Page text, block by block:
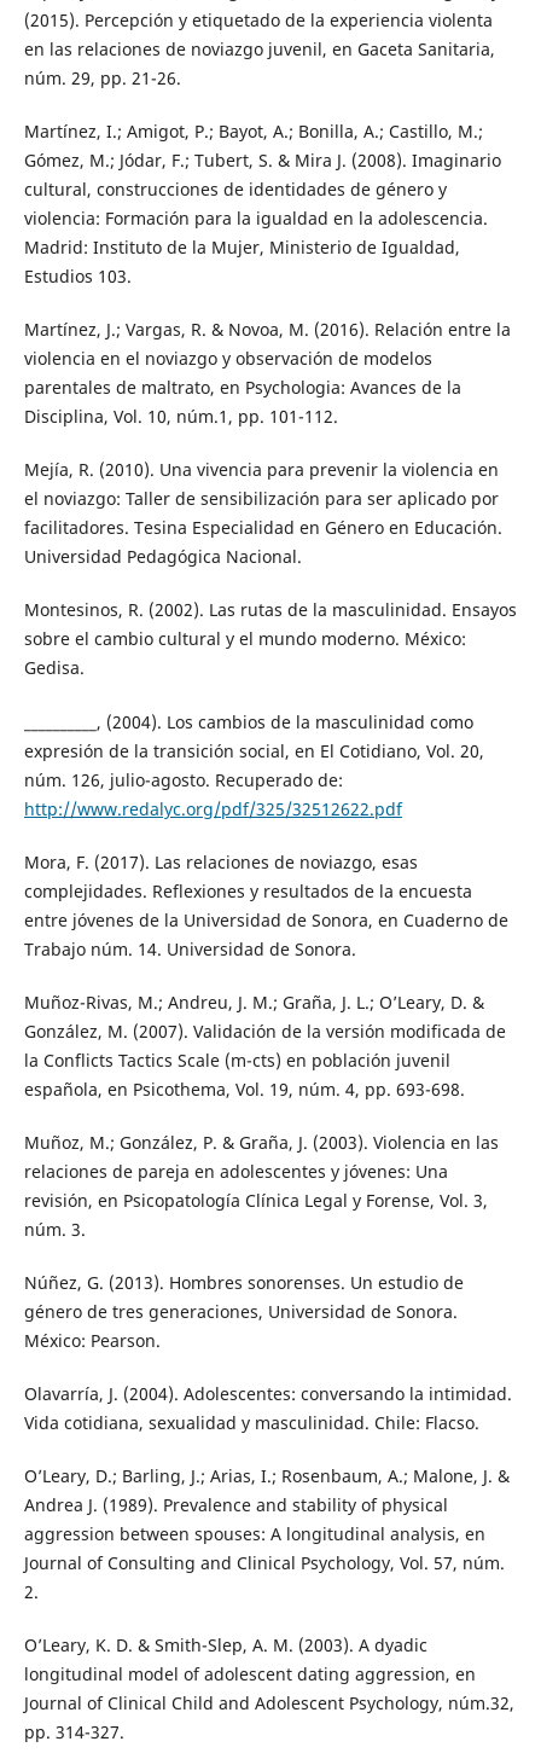
(2015). Percepción y etiquetado de la experiencia violenta
en las relaciones de noviazgo juvenil, en Gaceta Sanitaria,
núm. 29, pp. 21-26.
Martínez, I.; Amigot, P.; Bayot, A.; Bonilla, A.; Castillo, M.;
Gómez, M.; Jódar, F.; Tubert, S. & Mira J. (2008). Imaginario
cultural, construcciones de identidades de género y
violencia: Formación para la igualdad en la adolescencia.
Madrid: Instituto de la Mujer, Ministerio de Igualdad,
Estudios 103.
Martínez, J.; Vargas, R. & Novoa, M. (2016). Relación entre la
violencia en el noviazgo y observación de modelos
parentales de maltrato, en Psychologia: Avances de la
Disciplina, Vol. 10, núm.1, pp. 101-112.
Mejía, R. (2010). Una vivencia para prevenir la violencia en
el noviazgo: Taller de sensibilización para ser aplicado por
facilitadores. Tesina Especialidad en Género en Educación.
Universidad Pedagógica Nacional.
Montesinos, R. (2002). Las rutas de la masculinidad. Ensayos
sobre el cambio cultural y el mundo moderno. México:
Gedisa.
__________, (2004). Los cambios de la masculinidad como
expresión de la transición social, en El Cotidiano, Vol. 20,
núm. 126, julio-agosto. Recuperado de:
http://www.redalyc.org/pdf/325/32512622.pdf
Mora, F. (2017). Las relaciones de noviazgo, esas
complejidades. Reflexiones y resultados de la encuesta
entre jóvenes de la Universidad de Sonora, en Cuaderno de
Trabajo núm. 14. Universidad de Sonora.
Muñoz-Rivas, M.; Andreu, J. M.; Graña, J. L.; O’Leary, D. &
González, M. (2007). Validación de la versión modificada de
la Conflicts Tactics Scale (m-cts) en población juvenil
española, en Psicothema, Vol. 19, núm. 4, pp. 693-698.
Muñoz, M.; González, P. & Graña, J. (2003). Violencia en las
relaciones de pareja en adolescentes y jóvenes: Una
revisión, en Psicopatología Clínica Legal y Forense, Vol. 3,
núm. 3.
Núñez, G. (2013). Hombres sonorenses. Un estudio de
género de tres generaciones, Universidad de Sonora.
México: Pearson.
Olavarría, J. (2004). Adolescentes: conversando la intimidad.
Vida cotidiana, sexualidad y masculinidad. Chile: Flacso.
O’Leary, D.; Barling, J.; Arias, I.; Rosenbaum, A.; Malone, J. &
Andrea J. (1989). Prevalence and stability of physical
aggression between spouses: A longitudinal analysis, en
Journal of Consulting and Clinical Psychology, Vol. 57, núm.
2.
O’Leary, K. D. & Smith-Slep, A. M. (2003). A dyadic
longitudinal model of adolescent dating aggression, en
Journal of Clinical Child and Adolescent Psychology, núm.32,
pp. 314-327.